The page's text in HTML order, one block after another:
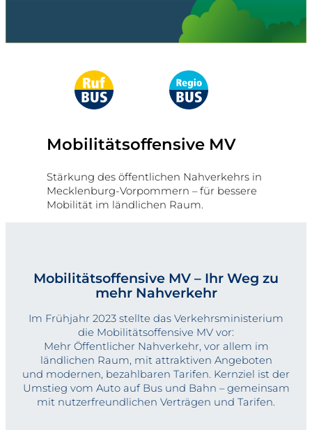
Mobilitäts­­­­­offen­sive MV
Stärkung des öffentlichen Nahverkehrs in
Mecklenburg-Vorpommern – für bessere
Mobilität im ländlichen Raum.
Mobilitätsoffensive MV – Ihr Weg zu
mehr Nahverkehr
Im Frühjahr 2023 stellte das Verkehrsministerium
die Mobilitätsoffensive MV vor:
Mehr Öffentlicher Nahverkehr, vor allem im
ländlichen Raum, mit attraktiven Angeboten
und modernen, bezahlbaren Tarifen. Kernziel ist der
Umstieg vom Auto auf Bus und Bahn – gemeinsam
mit nutzerfreundlichen Verträgen und Tarifen.